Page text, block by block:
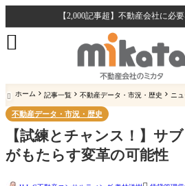
【2,000記事超】不動産会社に必

 ホーム 記事一覧 不動産データ・市況・歴史 ニ
不動産データ・市況・歴史
【試練とチャンス！】サ
がもたらす変革の可能性